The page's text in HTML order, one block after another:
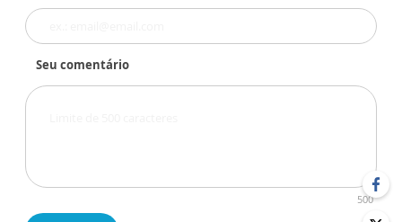
Seu comentário
500